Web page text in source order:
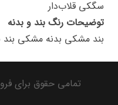
سگکی قلاب‌دار
توضیحات رنگ بند و بدنه
بند مشکی بدنه مشکی بند
تمامی حقوق برای